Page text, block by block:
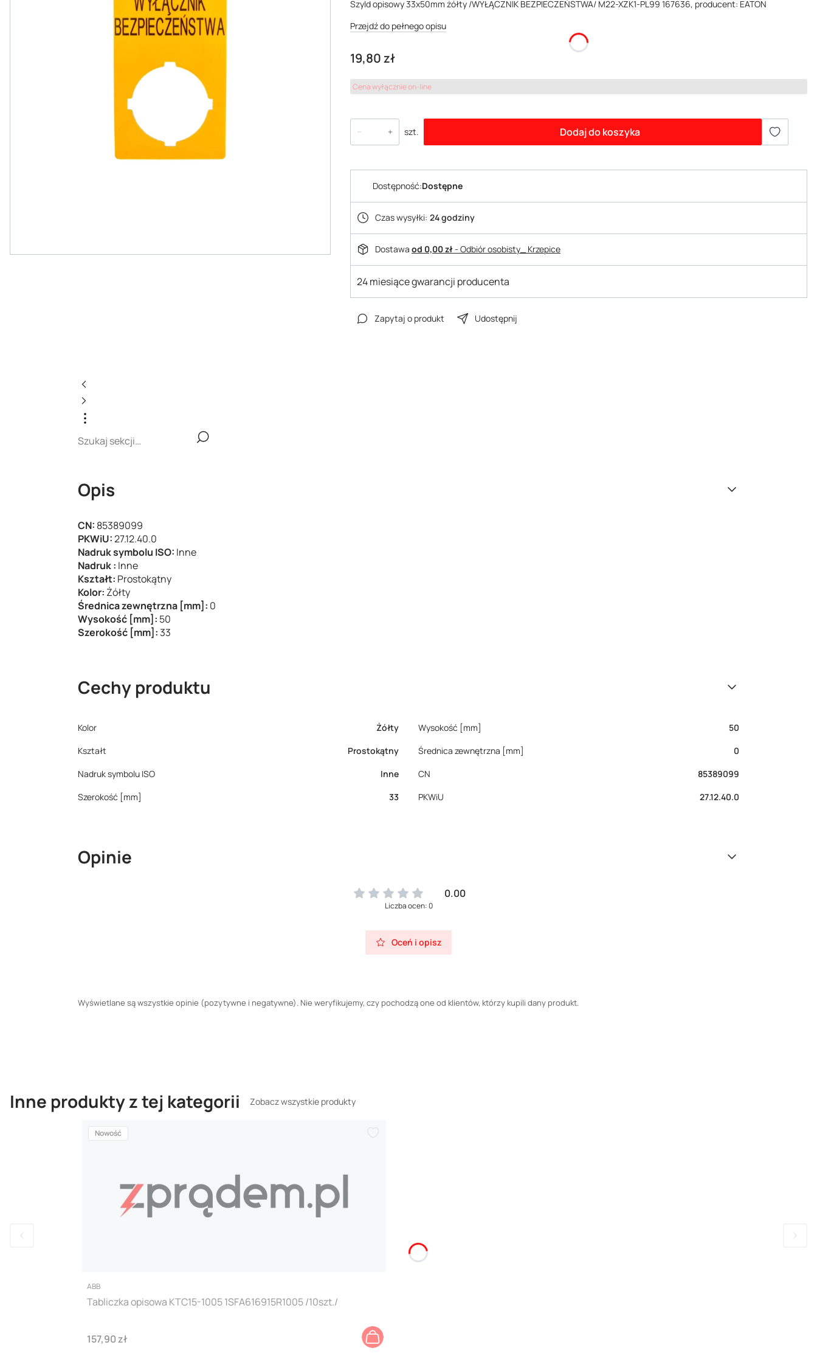
Szyld opisowy 33x50mm żółty /WYŁĄCZNIK BEZPIECZEŃSTWA/ M22-XZK1-PL99 167636, producent: EATON
Przejdź do pełnego opisu
Cena
19,80 zł
Cena wyłącznie on-line
szt. Dodaj do koszyka
Dostępność:Dostępne
Czas wysyłki: 24 godziny
Dostawa od 0,00 zł- Odbiór osobisty_ Krzepice
24 miesiące gwarancji producenta
Zapytaj o produkt Udostępnij
Opis
CN: 85389099
PKWiU:27.12.40.0
Nadruk symbolu ISO: Inne
Nadruk : Inne
Kształt: Prostokątny
Kolor: Żółty
Średnica zewnętrzna [mm]: 0
Wysokość [mm]: 50
Szerokość [mm]: 33
Cechy produktu
Kolor Żółty Wysokość [mm]
50
Kształt
Prostokątny Średnica zewnętrzna [mm]
0
Nadruk symbolu ISO
Inne CN
85389099
Szerokość [mm]
33 PKWiU 27.12.40.0
Opinie
0.00
Liczba ocen: 0
Oceń i opisz
Wyświetlane są wszystkie opinie (pozytywne i negatywne). Nie weryfikujemy, czy pochodzą one od klientów, którzy kupili dany produkt.
Inne produkty z tej kategorii Zobacz wszystkie produkty
Nowość
PRODUCENT
ABB
Tabliczka opisowa KTC15-1005 1SFA616915R1005 /10szt./
Cena
157,90 zł